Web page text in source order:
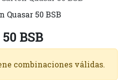
BSB
combinaciones válidas.